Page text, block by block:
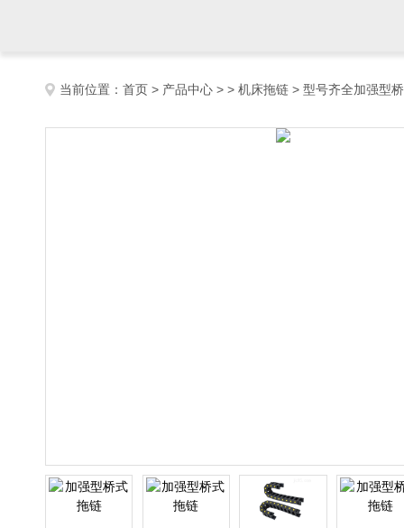
当前位置： 首页 > 产品中心 > > 机床拖链 > 型号齐全加强型